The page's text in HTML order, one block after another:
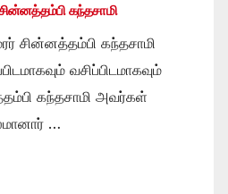
கந்தசாமி
சின்னத்தம்பி கந்தசாமி
வசிப்பிடமாகவும்
கந்தசாமி அவர்கள்
…